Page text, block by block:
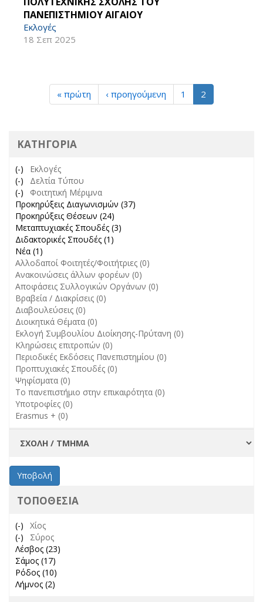
ΠΑΝΕΠΙΣΤΗΜΙΟΥ ΑΙΓΑΙΟΥ
Εκλογές
18 Σεπ 2025
« πρώτη ‹ προηγούμενη 1 2
ΚΑΤΗΓΟΡΊΑ
(-) Remove Εκλογές filter
Εκλογές
(-)
Remove Δελτία Τύπου filter
Δελτία Τύπου
(-)
Remove Φοιτητική Μέριμνα filter
Φοιτητική Μέριμνα
Προκηρύξεις Διαγωνισμών (37)
Προκηρύξεις Θέσεων (24)
Μεταπτυχιακές Σπουδές (3)
Διδακτορικές Σπουδές (1)
Νέα (1)
Αλλοδαποί Φοιτητές/Φοιτήτριες (0)
Ανακοινώσεις άλλων φορέων (0)
Αποφάσεις Συλλογικών Οργάνων (0)
Βραβεία / Διακρίσεις (0)
Διαβουλεύσεις (0)
Διοικητικά Θέματα (0)
Εκλογή Συμβουλίου Διοίκησης-Πρύτανη (0)
Κληρώσεις επιτροπών (0)
Περιοδικές Εκδόσεις Πανεπιστημίου (0)
Προπτυχιακές Σπουδές (0)
Ψηφίσματα (0)
Το πανεπιστήμιο στην επικαιρότητα (0)
Υποτροφίες (0)
Erasmus + (0)
Υποβολή
ΤΟΠΟΘΕΣΊΑ
(-) Remove Χίος filter
Χίος
(-)
Remove Σύρος filter
Σύρος
Λέσβος (23)
Σάμος (17)
Ρόδος (10)
Λήμνος (2)